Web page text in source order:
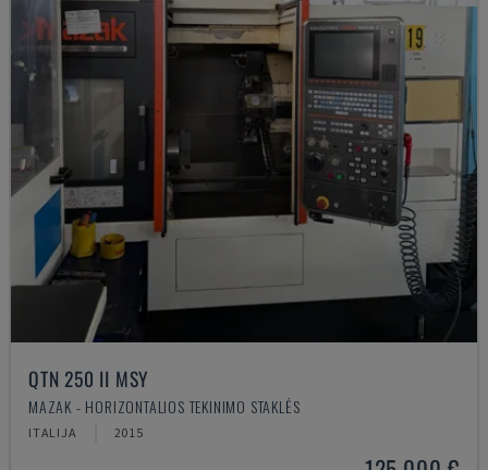
QTN 250 II MSY
MAZAK - HORIZONTALIOS TEKINIMO STAKLĖS
ITALIJA 2015